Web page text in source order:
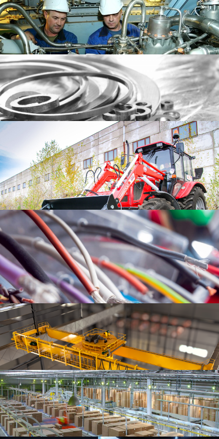
сокращен срок получения управленческой отчетности
Узнать больше
А.В.Т. - Спорт
Информация о проекте будет опубликована позже
Узнать больше
ИНГК ПРОМТЕХ
Внедрение 1С:ERP
Конструкторы, Технологи, Производство, Закупки, Склад, Экономисты, Руководители
работают в единой информационной системе
Узнать больше
СИЛУР
Внедрение 1С:ERP Управление предприятием
Узнать больше
Большая Земля
• Централизованное и безопасное хранение внутренних отчетов.
• Регистрация входящей и исходящей документации.
• Создание и обработка документов.
• Настройка маршрутизации документов, а также контроль и анализ их исполнения.
Узнать больше
ЭЛКА-Кабель